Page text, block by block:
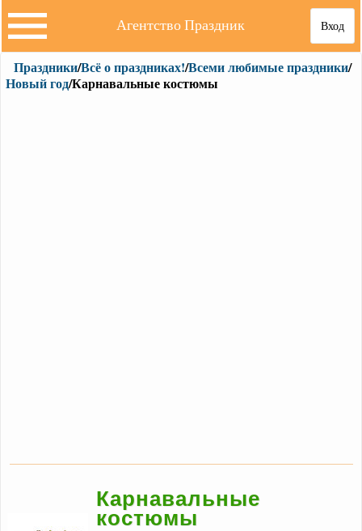
Вход
Агентство Праздник
Праздники/Всё о праздниках!/Всеми любимые праздники/
Новый год/Карнавальные костюмы
Карнавальные
костюмы